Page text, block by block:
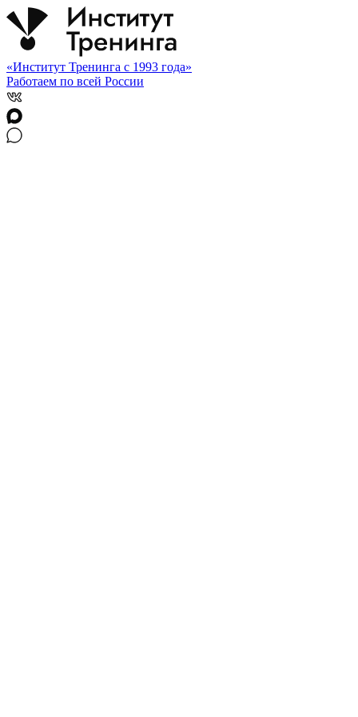
«Институт Тренинга с 1993 года»
Работаем по всей России